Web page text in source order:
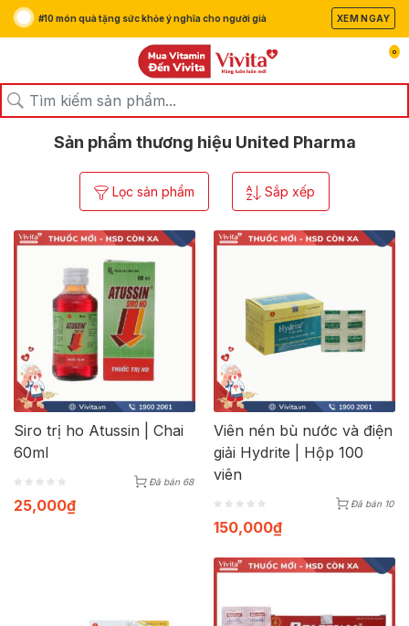
#10 món quà tặng sức khỏe ý nghĩa cho người già XEM NGAY
0
Trang chủ/Thương hiệu/
Sản phẩm thương hiệu United Pharma
Lọc sản phẩm Sắp xếp
Siro trị ho Atussin | Chai
60ml
Đã bán 68
25,000₫
Viên nén bù nước và điện
giải Hydrite | Hộp 100
viên
Đã bán 10
150,000₫